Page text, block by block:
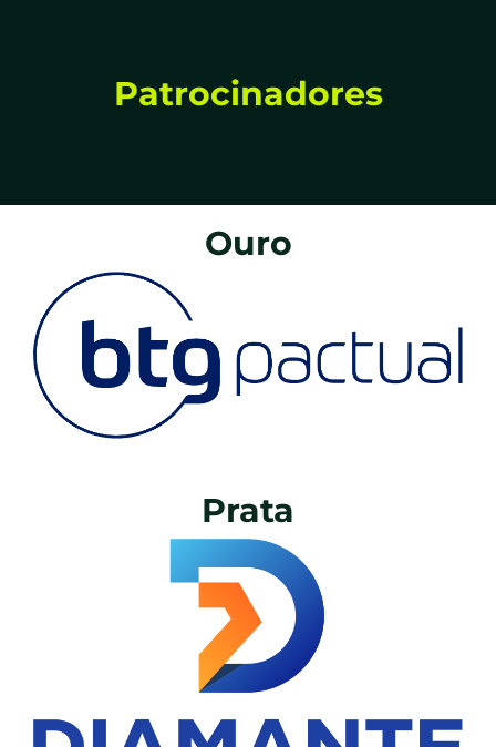
Patrocinadores
Ouro
Prata